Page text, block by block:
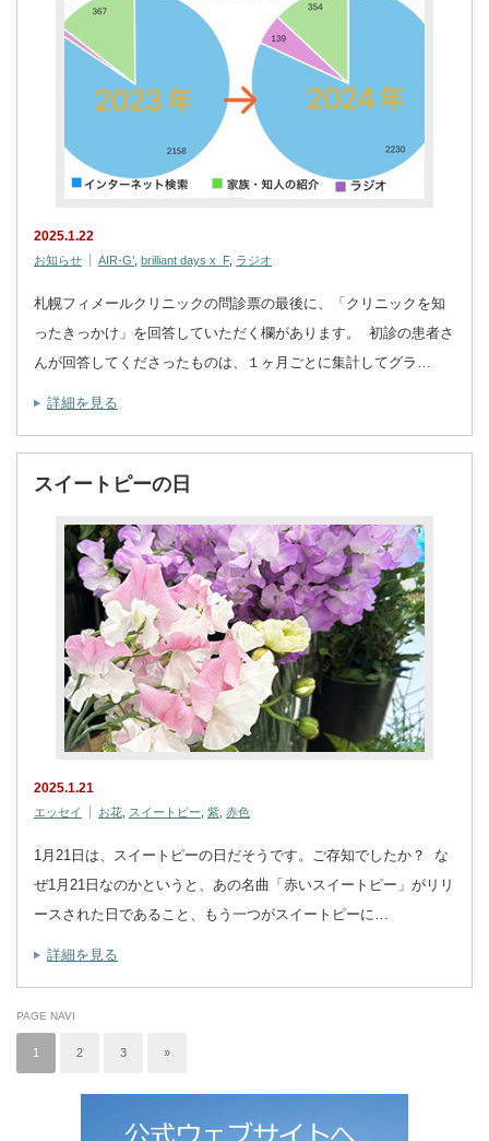
2025.1.22
お知らせ AIR-G’ brilliant days x F, ラジオ
札幌フィメールクリニックの問診票の最後に、「クリニックを知
ったきっかけ」を回答していただく欄があります。 初診の患者さ
んが回答してくださったものは、１ヶ月ごとに集計してグラ…
詳細を見る
スイートピーの日
2025.1.21
エッセイ お花 スイートピー 紫 赤色
1月21日は、スイートピーの日だそうです。ご存知でしたか？ な
ぜ1月21日なのかというと、あの名曲「赤いスイートピー」がリリ
ースされた日であること、もう一つがスイートピーに…
詳細を見る
PAGE NAVI
1 2 3 »